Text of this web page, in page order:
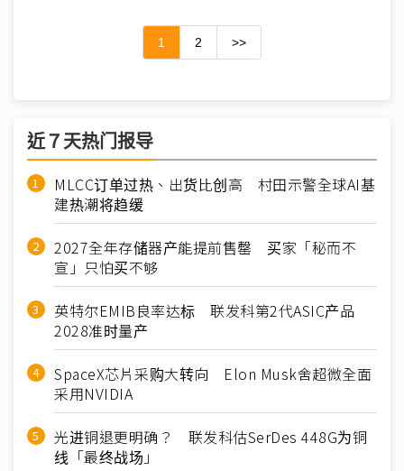
1 2 >>
近７天热门报导
MLCC订单过热、出货比创高 村田示警全球AI基
建热潮将趋缓
2027全年存储器产能提前售罄 买家「秘而不
宣」只怕买不够
英特尔EMIB良率达标 联发科第2代ASIC产品
2028准时量产
SpaceX芯片采购大转向 Elon Musk舍超微全面
采用NVIDIA
光进铜退更明确？ 联发科估SerDes 448G为铜
线「最终战场」